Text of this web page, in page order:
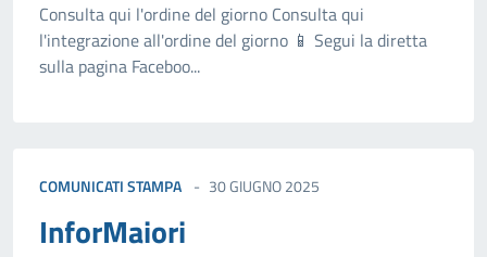
Consulta qui l'ordine del giorno Consulta qui
l'integrazione all'ordine del giorno 📱 Segui la diretta
sulla pagina Faceboo...
COMUNICATI STAMPA 30 GIUGNO 2025
InforMaiori